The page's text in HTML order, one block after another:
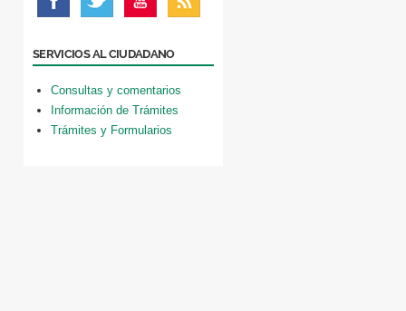
SERVICIOS AL CIUDADANO
Consultas y comentarios
Información de Trámites
Trámites y Formularios